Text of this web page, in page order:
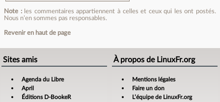
Note :les commentaires appartiennent à celles et ceux qui les ont postés.
Nous n’en sommes pas responsables.
Revenir en haut de page
Sites amis
Agenda du Libre
April
Éditions D-BookeR
À propos de LinuxFr.org
Mentions légales
Faire un don
L’équipe de LinuxFr.org